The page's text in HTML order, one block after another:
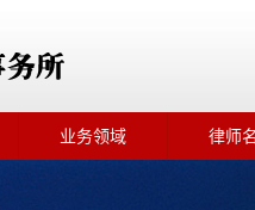
业务领域 律师